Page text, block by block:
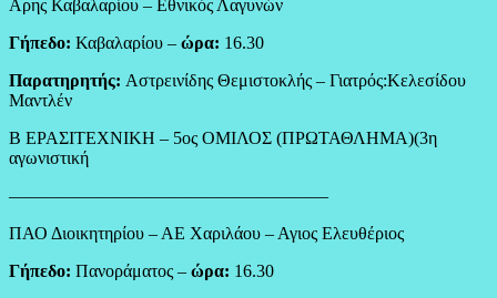
Αρης Καβαλαρίου – Εθνικός Λαγυνών
Γήπεδο: Καβαλαρίου – ώρα: 16.30
Παρατηρητής: Αστρεινίδης Θεμιστοκλής – Γιατρός:Κελεσίδου
Μαντλέν
Β ΕΡΑΣΙΤΕΧΝΙΚΗ – 5ος ΟΜΙΛΟΣ (ΠΡΩΤΑΘΛΗΜΑ)(3η
αγωνιστική
——————————————————
ΠΑΟ Διοικητηρίου – ΑΕ Χαριλάου – Αγιος Ελευθέριος
Γήπεδο: Πανοράματος – ώρα: 16.30